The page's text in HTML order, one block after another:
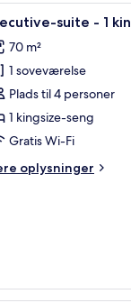
en lampe, en
7 suite - 1
70 m²
1 soveværelse
Plads til 4 personer
1 kingsize-seng
Gratis Wi-Fi
oplysninger